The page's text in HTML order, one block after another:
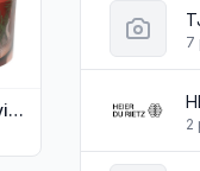
Tomatsild 300g Juviksild
7
2